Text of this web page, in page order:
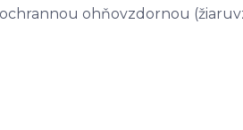
ohňovzdornou